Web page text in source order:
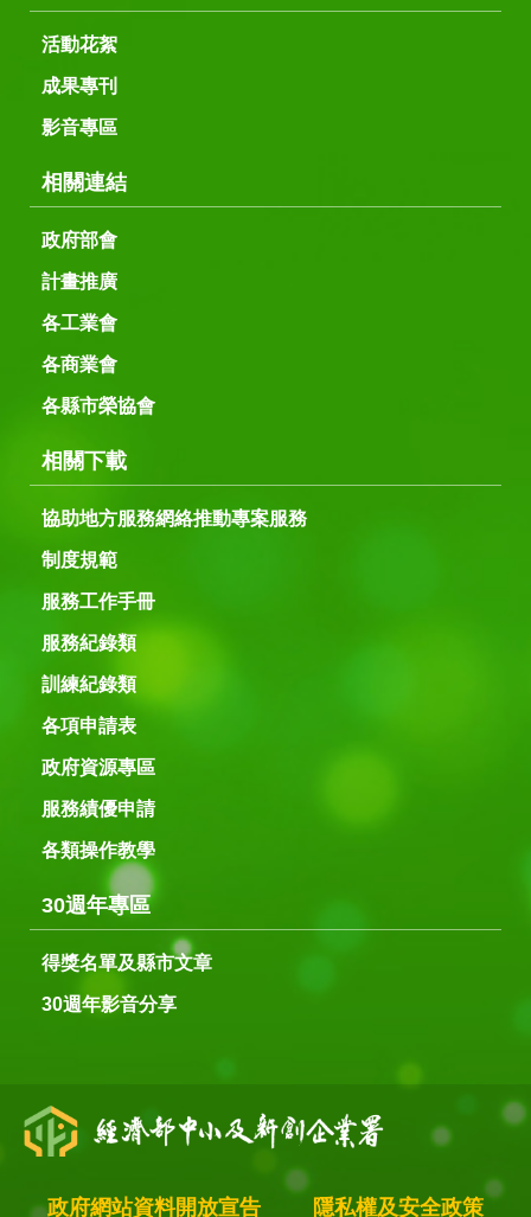
活動花絮
成果專刊
影音專區
相關連結
政府部會
計畫推廣
各工業會
各商業會
各縣市榮協會
相關下載
協助地方服務網絡推動專案服務
制度規範
服務工作手冊
服務紀錄類
訓練紀錄類
各項申請表
政府資源專區
服務績優申請
各類操作教學
30週年專區
得獎名單及縣市文章
30週年影音分享
政府網站資料開放宣告 隱私權及安全政策